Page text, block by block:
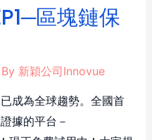
區塊鏈保
新穎公司Innovue
成為全球趨勢。全國首
據的平台－